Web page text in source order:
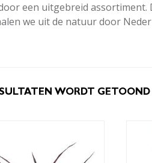
een uitgebreid
we uit de natuur door
WORDT GETOOND